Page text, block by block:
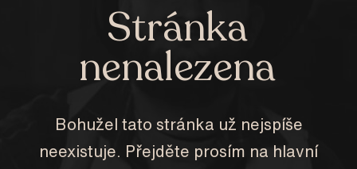
Stránka
nenalezena
Bohužel tato stránka už nejspíše
neexistuje. Přejděte prosím na hlavní